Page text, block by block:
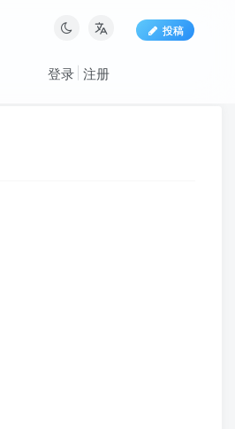
投稿
登录 注册